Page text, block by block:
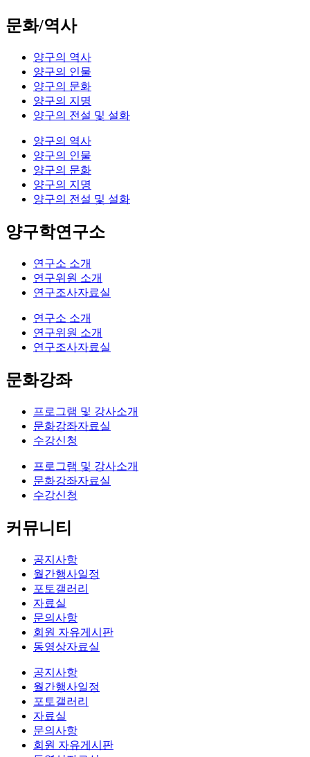
문화/역사
양구의 역사
양구의 인물
양구의 문화
양구의 지명
양구의 전설 및 설화
양구의 역사
양구의 인물
양구의 문화
양구의 지명
양구의 전설 및 설화
양구학연구소
연구소 소개
연구위원 소개
연구조사자료실
연구소 소개
연구위원 소개
연구조사자료실
문화강좌
프로그램 및 강사소개
문화강좌자료실
수강신청
프로그램 및 강사소개
문화강좌자료실
수강신청
커뮤니티
공지사항
월간행사일정
포토갤러리
자료실
문의사항
회원 자유게시판
동영상자료실
공지사항
월간행사일정
포토갤러리
자료실
문의사항
회원 자유게시판